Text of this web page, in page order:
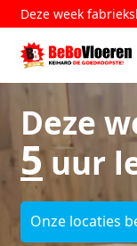
Deze week
Deze
5uur
Onze locaties